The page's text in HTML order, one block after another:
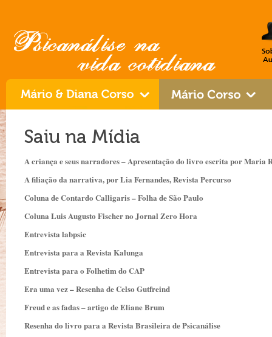
Saiu na Mídia
A criança e seus narradores – Apresentação do livro escrita por Maria
A filiação da narrativa, por Lia Fernandes, Revista Percurso
Coluna de Contardo Calligaris – Folha de São Paulo
Coluna Luis Augusto Fischer no Jornal Zero Hora
Entrevista labpsic
Entrevista para a Revista Kalunga
Entrevista para o Folhetim do CAP
Era uma vez – Resenha de Celso Gutfreind
Freud e as fadas – artigo de Eliane Brum
Resenha do livro para a Revista Brasileira de Psicanálise